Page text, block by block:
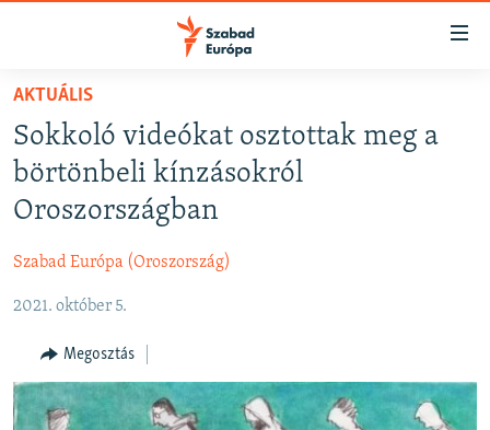
Akadálymentes
Ugrás
fő
oldalra
Ugrás
tartalomjegyzékre
NAPIRENDEN
PODCASTOK
ELEMZŐ
NER15
SZABADON
TÁRSADALOM
AKTUÁLIS
Sokkoló videókat osztottak meg a
börtönbeli kínzásokról
Oroszországban
Szabad Európa (Oroszország)
2021. október 5.
Megosztás
FELIRATKOZÁS
Spotify